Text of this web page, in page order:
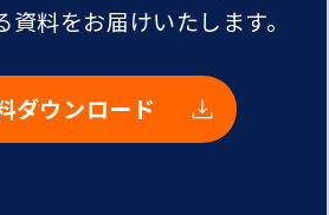
料をお届けいたします。
ダウンロード